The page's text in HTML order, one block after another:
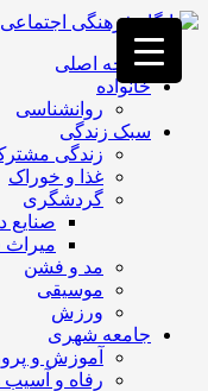
فصد
خون
غرب
تهران
خشکشویی
تصفیه
تهران
صفحه اصلی
خانواده
روانشناسی
سبک زندگی
زندگی
غذا و خوراک
گردشگری
صنایع
میراث
مد و فشن
موسیقی
ورزش
جامعه شهری
آموزش و
رفاه و آسیب